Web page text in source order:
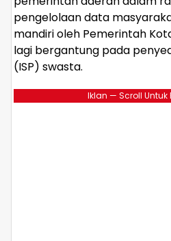
pengelolaan data
mandiri oleh Pemerintah
lagi bergantung pada
(ISP) swasta.
Iklan — Scroll Untuk